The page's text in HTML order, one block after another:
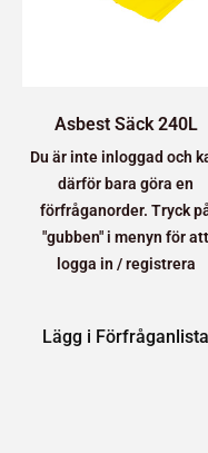
Asbest Säck 240L
Du är inte inloggad och
därför bara göra en
förfråganorder. Tryck
"gubben" i menyn för att
logga in / registrera
Lägg i Förfråganlista